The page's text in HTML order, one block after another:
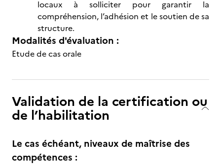
locaux à solliciter pour garantir la
compréhension, l’adhésion et le soutien de sa
structure.
Modalités d'évaluation :
Etude de cas orale
Validation de la certification ou
de l’habilitation
Le cas échéant, niveaux de maîtrise des
compétences :